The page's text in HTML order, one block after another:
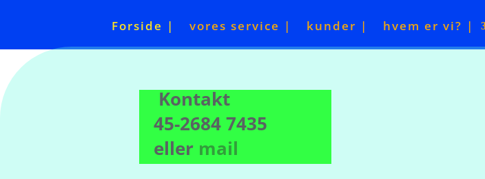
Forside | vores service | kunder | hvem er vi? |
Kontakt
45-2684 7435
eller mail